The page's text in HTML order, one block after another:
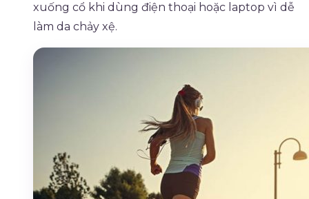
xuống cổ khi dùng điện thoại hoặc laptop vì dễ
làm da chảy xệ.